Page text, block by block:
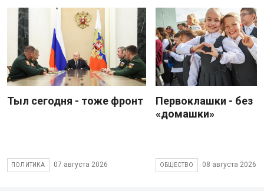
Тыл сегодня - тоже фронт
ПОЛИТИКА 07 августа 2026
Первоклашки - без
«домашки»
ОБЩЕСТВО 08 августа 2026